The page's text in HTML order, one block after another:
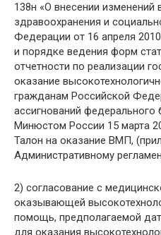
138н «О внесении изменений
здравоохранения и
Федерации от 16 апреля
и порядке ведения форм
отчетности по реализации
оказание
гражданам Российской
ассигнований
Минюстом России 15 марта
Талон на оказание ВМП,
Административному
2) согласование с
оказывающей
помощь, предполагаемой
для оказания